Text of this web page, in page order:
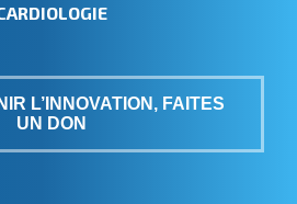
L’INNOVATION, FAITES
UN DON